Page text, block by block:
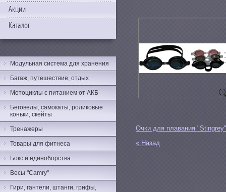
Очки для плавания "Stingrey"
« Назад
Акции
Каталог
Модульная система для хранения
Багаж, путешествие, отдых
Мотоциклы с питанием от АКБ
Беговелы, самокаты, роликовые
коньки, скейты
Тренажеры
Товары для фитнеса
Бокс и единоборства
Весы "Camry"
Гири, гантели, штанги, грифы,